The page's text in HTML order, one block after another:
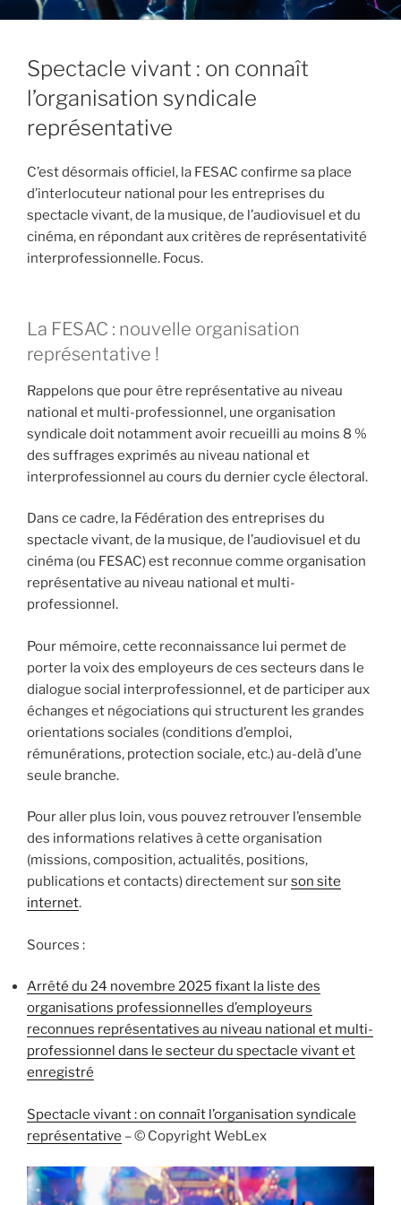
Spectacle vivant : on connaît
l’organisation syndicale
représentative
C’est désormais officiel, la FESAC confirme sa place
d’interlocuteur national pour les entreprises du
spectacle vivant, de la musique, de l’audiovisuel et du
cinéma, en répondant aux critères de représentativité
interprofessionnelle. Focus.
La FESAC : nouvelle organisation
représentative !
Rappelons que pour être représentative au niveau
national et multi-professionnel, une organisation
syndicale doit notamment avoir recueilli au moins 8 %
des suffrages exprimés au niveau national et
interprofessionnel au cours du dernier cycle électoral.
Dans ce cadre, la Fédération des entreprises du
spectacle vivant, de la musique, de l’audiovisuel et du
cinéma (ou FESAC) est reconnue comme organisation
représentative au niveau national et multi-
professionnel.
Pour mémoire, cette reconnaissance lui permet de
porter la voix des employeurs de ces secteurs dans le
dialogue social interprofessionnel, et de participer aux
échanges et négociations qui structurent les grandes
orientations sociales (conditions d’emploi,
rémunérations, protection sociale, etc.) au-delà d’une
seule branche.
Pour aller plus loin, vous pouvez retrouver l’ensemble
des informations relatives à cette organisation
(missions, composition, actualités, positions,
publications et contacts) directement surson site
internet.
Sources :
Arrêté du 24 novembre 2025 fixant la liste des
organisations professionnelles d’employeurs
reconnues représentatives au niveau national et multi-
professionnel dans le secteur du spectacle vivant et
enregistré
Spectacle vivant : on connaît l’organisation syndicale
représentative – © Copyright WebLex